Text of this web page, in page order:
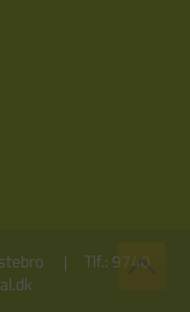
Tlf.: 9740